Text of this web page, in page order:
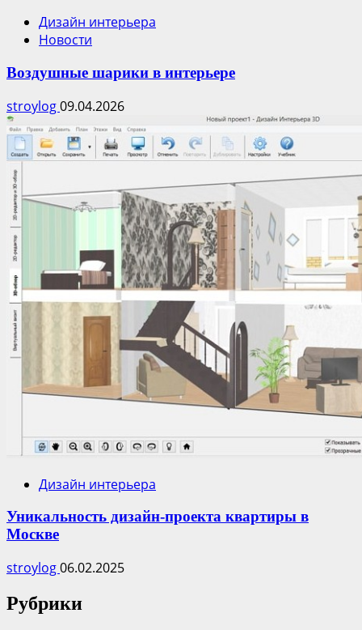
Дизайн интерьера
Новости
Воздушные шарики в интерьере
stroylog09.04.2026
Дизайн интерьера
Уникальность дизайн-проекта квартиры в
Москве
stroylog06.02.2025
Рубрики